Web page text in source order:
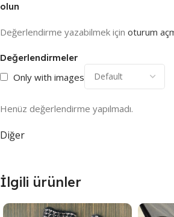
Değerlendirmeler
Only with images
Henüz değerlendirme yapılmadı.
olun
Değerlendirme yazabilmek için oturum
Diğer
İlgili ürünler